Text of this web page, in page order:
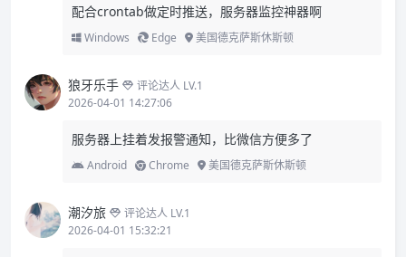
配合crontab做定时推送，服务器监控神器啊
Windows Edge 美国德克萨斯休斯顿
狼牙乐手
评论达人 LV.1
2026-04-01 14:27:06
服务器上挂着发报警通知，比微信方便多了
Android Chrome 美国德克萨斯休斯顿
潮汐旅
评论达人 LV.1
2026-04-01 15:32:21